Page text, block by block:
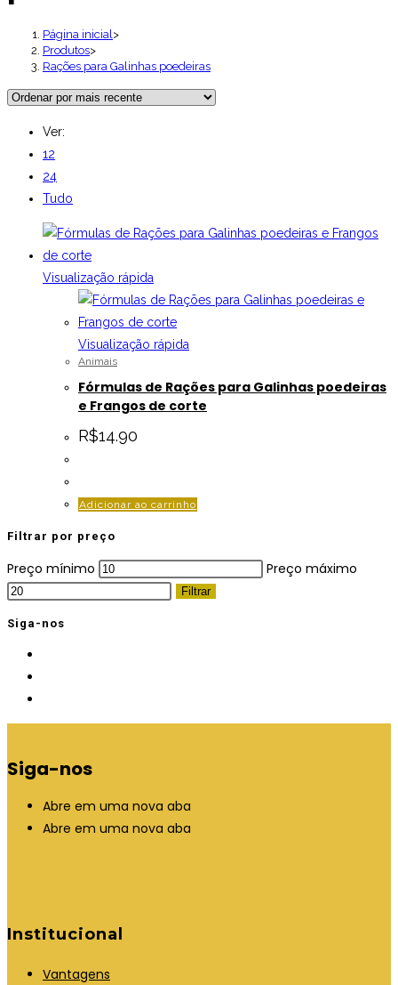
Página inicial >
Produtos>
Rações para Galinhas poedeiras
Ver:
12
24
Tudo
Visualização rápida
Visualização rápida
Animais
Fórmulas de Rações para Galinhas poedeiras
e Frangos de corte
R$14.90
Adicionar ao carrinho
Filtrar por preço
Preço mínimo Preço máximo
Filtrar
Siga-nos
Siga-nos
Abre em uma nova aba
Abre em uma nova aba
Institucional
Vantagens